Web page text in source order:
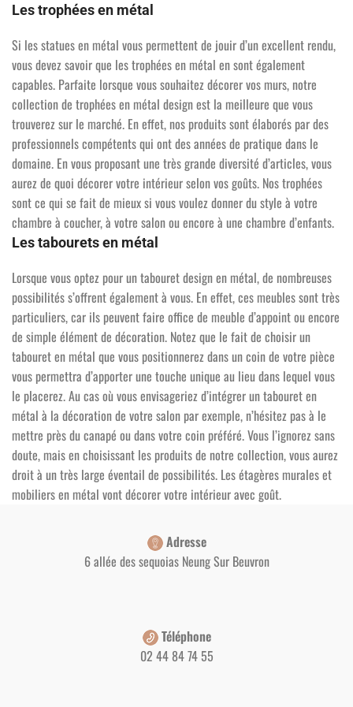
Les trophées en métal
Si les statues en métal vous permettent de jouir d’un excellent rendu,
vous devez savoir que les trophées en métal en sont également
capables. Parfaite lorsque vous souhaitez décorer vos murs, notre
collection de trophées en métal design est la meilleure que vous
trouverez sur le marché. En effet, nos produits sont élaborés par des
professionnels compétents qui ont des années de pratique dans le
domaine. En vous proposant une très grande diversité d’articles, vous
aurez de quoi décorer votre intérieur selon vos goûts. Nos trophées
sont ce qui se fait de mieux si vous voulez donner du style à votre
chambre à coucher, à votre salon ou encore à une chambre d’enfants.
Les tabourets en métal
Lorsque vous optez pour un tabouret design en métal, de nombreuses
possibilités s’offrent également à vous. En effet, ces meubles sont très
particuliers, car ils peuvent faire office de meuble d’appoint ou encore
de simple élément de décoration. Notez que le fait de choisir un
tabouret en métal que vous positionnerez dans un coin de votre pièce
vous permettra d’apporter une touche unique au lieu dans lequel vous
le placerez. Au cas où vous envisageriez d’intégrer un tabouret en
métal à la décoration de votre salon par exemple, n’hésitez pas à le
mettre près du canapé ou dans votre coin préféré. Vous l’ignorez sans
doute, mais en choisissant les produits de notre collection, vous aurez
droit à un très large éventail de possibilités. Les étagères murales et
mobiliers en métal vont décorer votre intérieur avec goût.
Adresse
6 allée des sequoias Neung Sur Beuvron
Téléphone
02 44 84 74 55